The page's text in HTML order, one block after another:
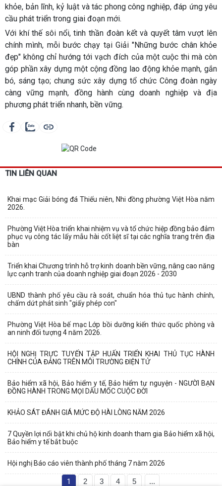
khỏe, bản lĩnh, kỷ luật và tác phong công nghiệp, đáp ứng yêu
cầu phát triển trong giai đoạn mới.
Với khí thế sôi nổi, tinh thần đoàn kết và quyết tâm vượt lên
chính mình, mỗi bước chạy tại Giải "Những bước chân khỏe
đẹp" không chỉ hướng tới vạch đích của một cuộc thi mà còn
góp phần xây dựng một cộng đồng lao động khỏe mạnh, gắn
bó, sáng tạo; chung sức xây dựng tổ chức Công đoàn ngày
càng vững mạnh, đồng hành cùng doanh nghiệp và địa
phương phát triển nhanh, bền vững.
TIN LIÊN QUAN
Khai mạc Giải bóng đá Thiếu niên, Nhi đồng phường Việt Hòa năm
2026.
Phường Việt Hòa triển khai nhiệm vụ và tổ chức hiệp đồng bảo đảm
phục vụ công tác lấy mẫu hài cốt liệt sĩ tại các nghĩa trang trên địa
bàn
Triển khai Chương trình hỗ trợ kinh doanh bền vững, nâng cao năng
lực cạnh tranh của doanh nghiệp giai đoạn 2026 - 2030
UBND thành phố yêu cầu rà soát, chuẩn hóa thủ tục hành chính,
chấm dứt phát sinh "giấy phép con"
Phường Việt Hòa bế mạc Lớp bồi dưỡng kiến thức quốc phòng và
an ninh đối tượng 4 năm 2026.
HỘI NGHỊ TRỰC TUYẾN TẬP HUẤN TRIỂN KHAI THỦ TỤC HÀNH
CHÍNH CỦA ĐẢNG TRÊN MÔI TRƯỜNG ĐIỆN TỬ
Bảo hiểm xã hội, Bảo hiểm y tế, Bảo hiểm tự nguyện - NGƯỜI BẠN
ĐỒNG HÀNH TRONG MỌI DẤU MỐC CUỘC ĐỜI
KHẢO SÁT ĐÁNH GIÁ MỨC ĐỘ HÀI LÒNG NĂM 2026
7 Quyền lợi nổi bật khi chủ hộ kinh doanh tham gia Bảo hiểm xã hội,
Bảo hiểm y tế bắt buộc
Hội nghị Báo cáo viên thành phố tháng 7 năm 2026
1 2 3 4 5 ...